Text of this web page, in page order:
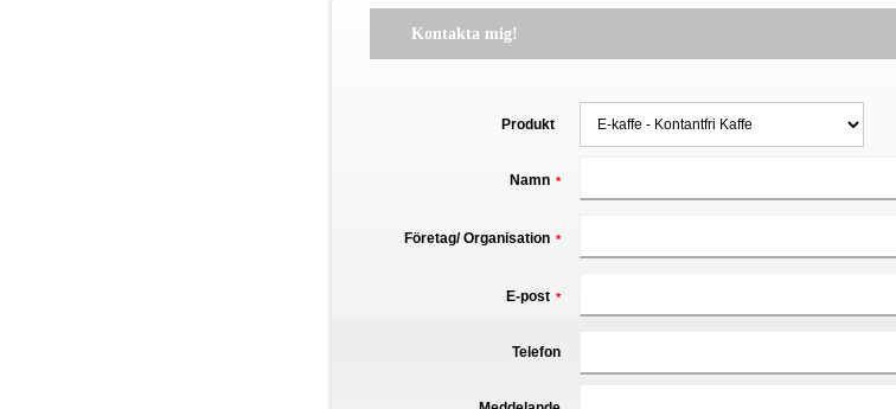
Kontakta mig!
Produkt
Namn *
Företag/ Organisation *
E-post *
Telefon